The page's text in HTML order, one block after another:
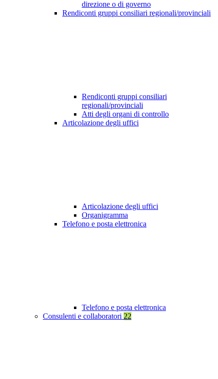
direzione o di governo
Rendiconti gruppi consiliari regionali/provinciali
Rendiconti gruppi consiliari
regionali/provinciali
Atti degli organi di controllo
Articolazione degli uffici
Articolazione degli uffici
Organigramma
Telefono e posta elettronica
Telefono e posta elettronica
Consulenti e collaboratori 22